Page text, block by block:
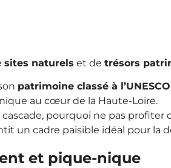
sites naturels et de trésors
patrimoine classé à l’UNESCO
au cœur de la Haute-Loire.
pourquoi ne pas profiter
un cadre paisible idéal pour la
et pique-nique